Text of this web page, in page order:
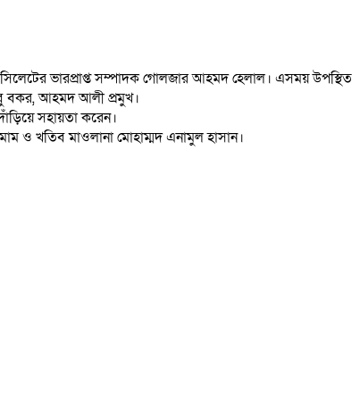
ভারপ্রাপ্ত সম্পাদক গোলজার আহমদ হেলাল। এসময় উপস্থিত
বকর, আহমদ আলী প্রমুখ।
সহায়তা করেন।
ও খতিব মাওলানা মোহাম্মদ এনামুল হাসান।